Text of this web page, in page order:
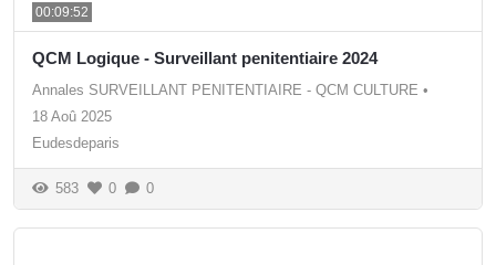
00:09:52
QCM Logique - Surveillant penitentiaire 2024
Annales SURVEILLANT PENITENTIAIRE - QCM CULTURE •
18 Aoû 2025
Eudesdeparis
583 0 0